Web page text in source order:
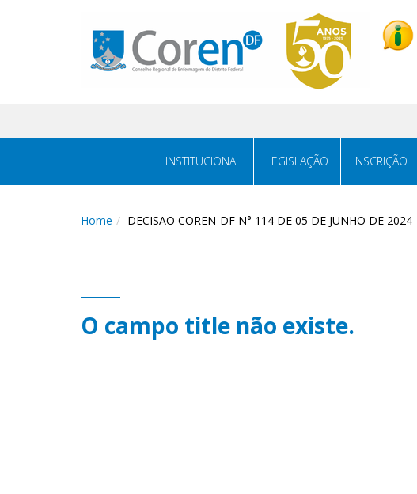
INSTITUCIONAL LEGISLAÇÃO INSCRIÇÃO
Home DECISÃO COREN-DF N° 114 DE 05 DE JUNHO DE 2024
O campo title não existe.